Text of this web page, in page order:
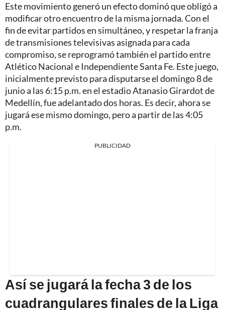
Este movimiento generó un efecto dominó que obligó a
modificar otro encuentro de la misma jornada. Con el
fin de evitar partidos en simultáneo, y respetar la franja
de transmisiones televisivas asignada para cada
compromiso, se reprogramó también el partido entre
Atlético Nacional e Independiente Santa Fe. Este juego,
inicialmente previsto para disputarse el domingo 8 de
junio a las 6:15 p.m. en el estadio Atanasio Girardot de
Medellín, fue adelantado dos horas. Es decir, ahora se
jugará ese mismo domingo, pero a partir de las 4:05
p.m.
PUBLICIDAD
Así se jugará la fecha 3 de los
cuadrangulares finales de la Liga